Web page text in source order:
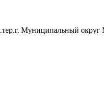
Муниципальный